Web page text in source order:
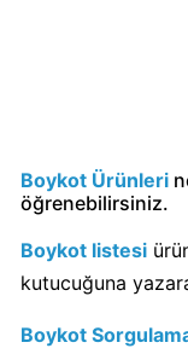
Boykot
mu?
KitKat
Kimin
Sahibi
Kim?
Boykot Ürünleri
öğrenebilirsiniz.
Boykot listesi
kutucuğuna
Boykot